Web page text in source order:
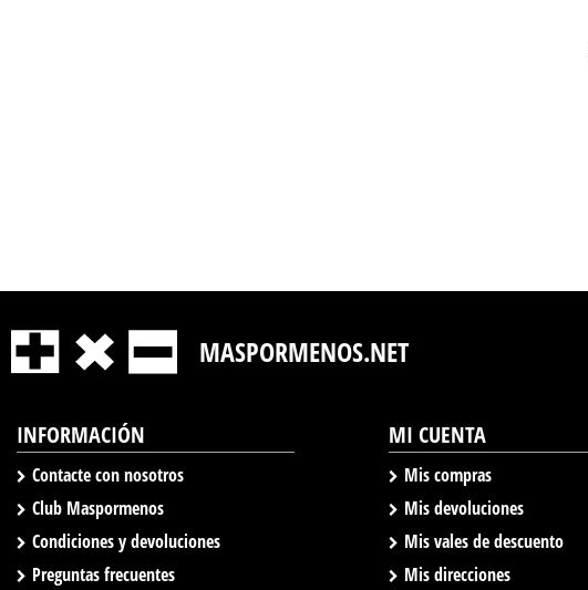
MASPORMENOS.NET
INFORMACIÓN
Contacte con nosotros
Club Maspormenos
Condiciones y devoluciones
Preguntas frecuentes
MI CUENTA
Mis compras
Mis devoluciones
Mis vales de descuento
Mis direcciones